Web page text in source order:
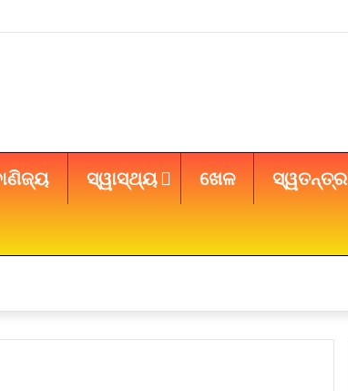
ସ୍ୱାସ୍ଥ୍ୟ ଖେଳ ସ୍ୱତନ୍ତ୍ର